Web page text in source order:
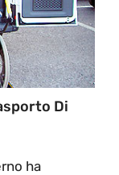
Di
ha